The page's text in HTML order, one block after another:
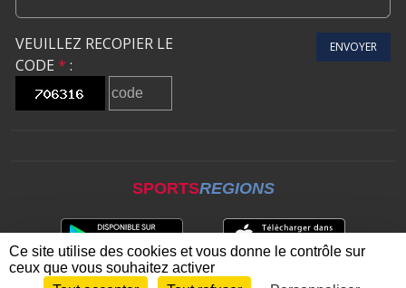
VEUILLEZ RECOPIER LE
CODE * :
ENVOYER
SPORTSREGIONS
Ce site utilise des cookies et vous donne le contrôle sur
ceux que vous souhaitez activer